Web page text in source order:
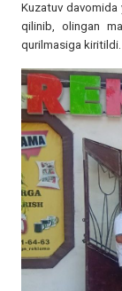
Kuzatuv
qilinib, olingan
qurilmasiga kiritildi.